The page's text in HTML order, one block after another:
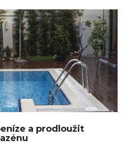
a prodloužit